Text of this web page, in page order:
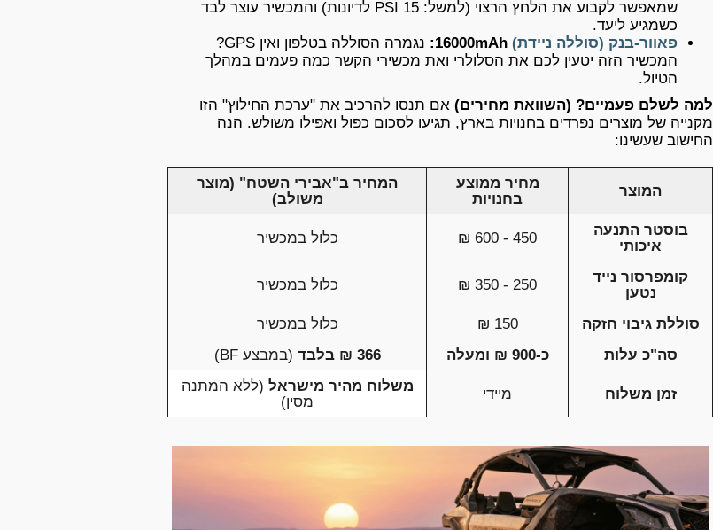
שמאפשר לקבוע את הלחץ הרצוי (למשל: 15 PSI לדיונות) והמכשיר עוצר לבד
כשמגיע ליעד.
פאוור-בנק (סוללה ניידת)16000mAh:
נגמרה הסוללה בטלפון ואין GPS?
המכשיר הזה יטעין לכם את הסלולרי ואת מכשירי הקשר כמה פעמים במהלך
הטיול.
למה לשלם פעמיים? (השוואת מחירים) אם תנסו להרכיב את "ערכת החילוץ" הזו
מקנייה של מוצרים נפרדים בחנויות בארץ, תגיעו לסכום כפול ואפילו משולש. הנה
החישוב שעשינו:
המוצר
מחיר ממוצע
בחנויות
המחיר ב"אבירי השטח" (מוצר
משולב)
בוסטר התנעה
איכותי
450 - 600 ₪ כלול במכשיר
קומפרסור נייד
נטען
250 - 350 ₪ כלול במכשיר
סוללת גיבוי חזקה 150 ₪
כלול במכשיר
סה"כ עלות
כ-900 ₪ ומעלה 366 ₪ בלבד (במבצע BF)
זמן משלוח מיידי משלוח מהיר מישראל (ללא המתנה
מסין)